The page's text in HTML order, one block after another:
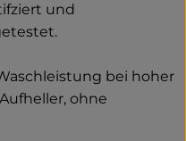
und
bei hoher
ohne